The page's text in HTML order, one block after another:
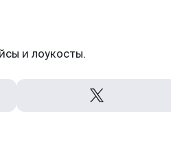
и лоукосты.